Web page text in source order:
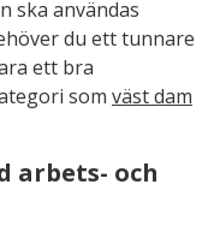
ska användas
du ett tunnare
ett bra
som väst dam
arbets- och